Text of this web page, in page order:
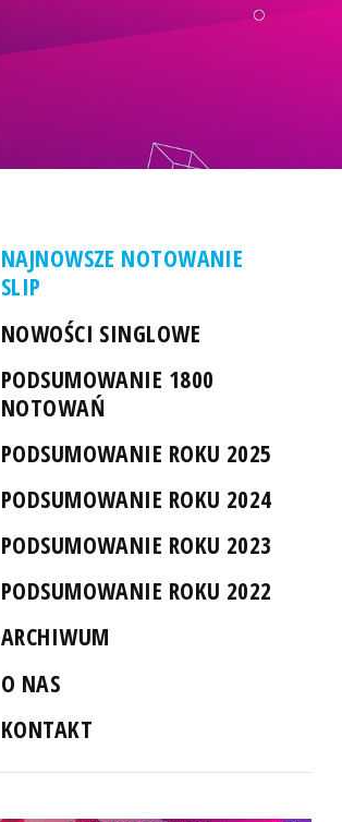
NAJNOWSZE NOTOWANIE
SLIP
NOWOŚCI SINGLOWE
PODSUMOWANIE 1800
NOTOWAŃ
PODSUMOWANIE ROKU 2025
PODSUMOWANIE ROKU 2024
PODSUMOWANIE ROKU 2023
PODSUMOWANIE ROKU 2022
ARCHIWUM
O NAS
KONTAKT